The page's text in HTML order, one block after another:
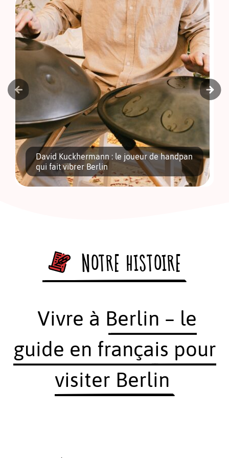
David Kuckhermann : le joueur de handpan
qui fait vibrer Berlin
Previous Next
NOTRE HISTOIRE
Vivre à Berlin – le
guide en français pour
visiter Berlin